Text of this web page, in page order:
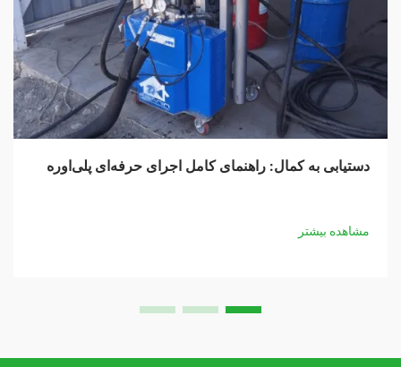
دستیابی به کمال: راهنمای کامل اجرای حرفه‌ای پلی‌اوره
مشاهده بیشتر